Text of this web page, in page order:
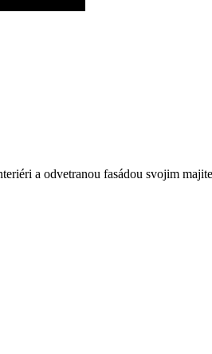
a odvetranou fasádou svojim